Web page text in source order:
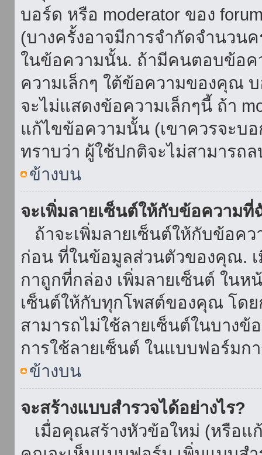
บอร์ด หรือ moderator ของ
(บางครั้งอาจมีการจำกัดจำนวน
ในข้อความนั้น. ถ้ามีคนตอบข้อ
ความเล็กๆ ใต้ข้อความของคุณ
จะไม่แสดงข้อความเล็กๆนี้ ถ้า
แก้ไขข้อความนั้น (เขาควรจะบ
ทราบว่า ผู้ใช้ปกติจะไม่สามารถ
ข้างบน
จะเพิ่มลายเซ็นต์ให้กับข้อความที่
ถ้าจะเพิ่มลายเซ็นต์ให้กับข้อค
ก่อน ที่ในข้อมูลส่วนตัวของคุณ.
กาถูกที่กล่อง เพิ่มลายเซ็นต์ ใน
เซ็นต์ให้กับทุกโพสต์ของคุณ โด
สามารถไม่ใช้ลายเซ็นต์ในบางข้
การใช้ลายเซ็นต์ ในแบบฟอร์มก
ข้างบน
จะสร้างแบบสำรวจได้อย่างไร?
เมื่อคุณสร้างหัวข้อใหม่ (หรือ